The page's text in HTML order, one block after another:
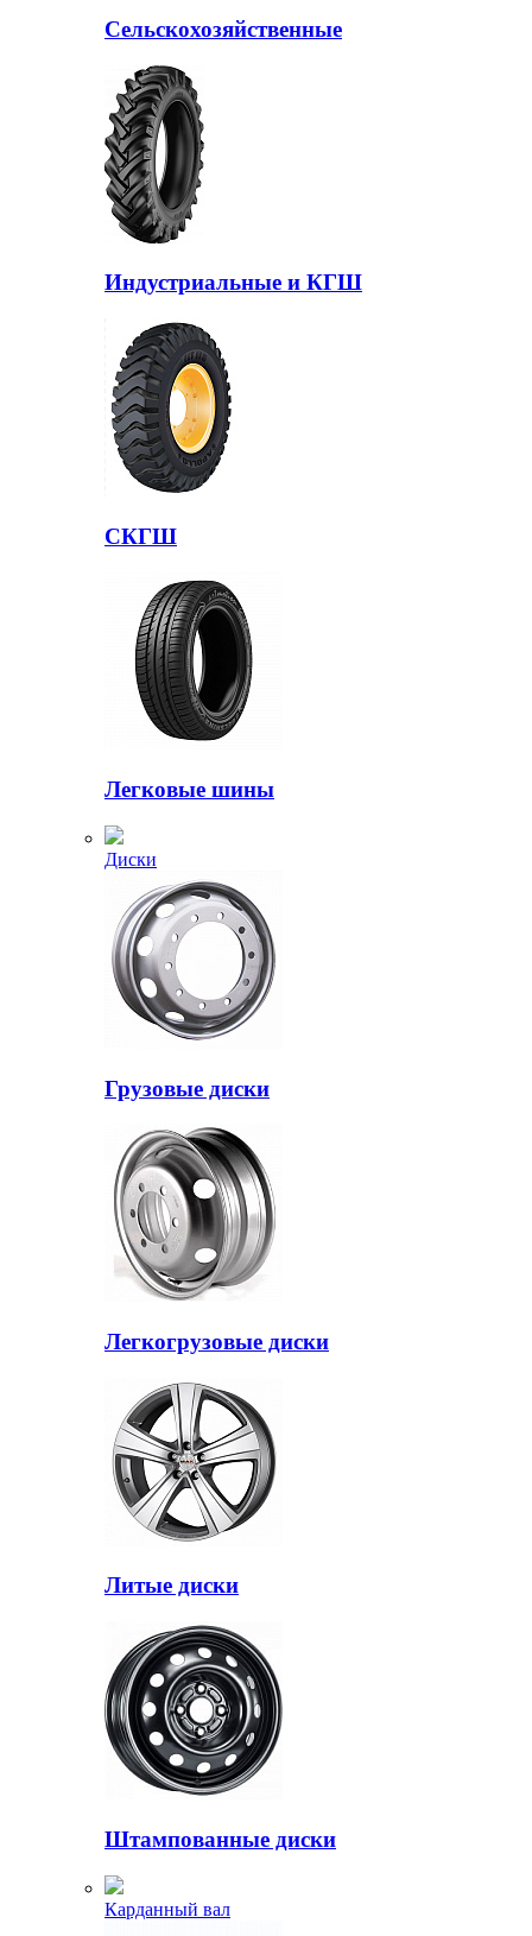
Сельскохозяйственные
Индустриальные и КГШ
СКГШ
Легковые шины
Диски
Грузовые диски
Легкогрузовые диски
Литые диски
Штампованные диски
Карданный вал